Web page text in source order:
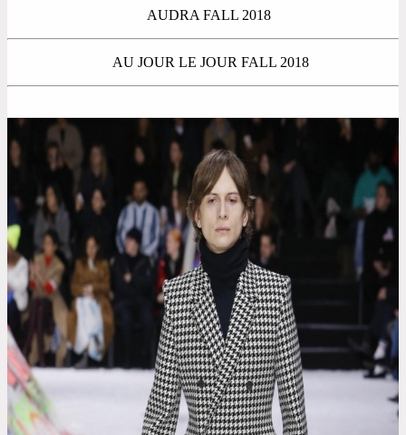
AUDRA FALL 2018
AU JOUR LE JOUR FALL 2018